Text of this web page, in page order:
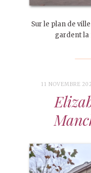
Sur le plan de
gardent la
11 NOVEMBRE